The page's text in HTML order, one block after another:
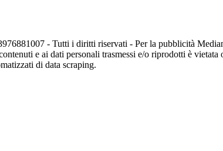
- Tutti i diritti riservati - Per la pubblicità
e ai dati personali trasmessi e/o riprodotti è
di data scraping.